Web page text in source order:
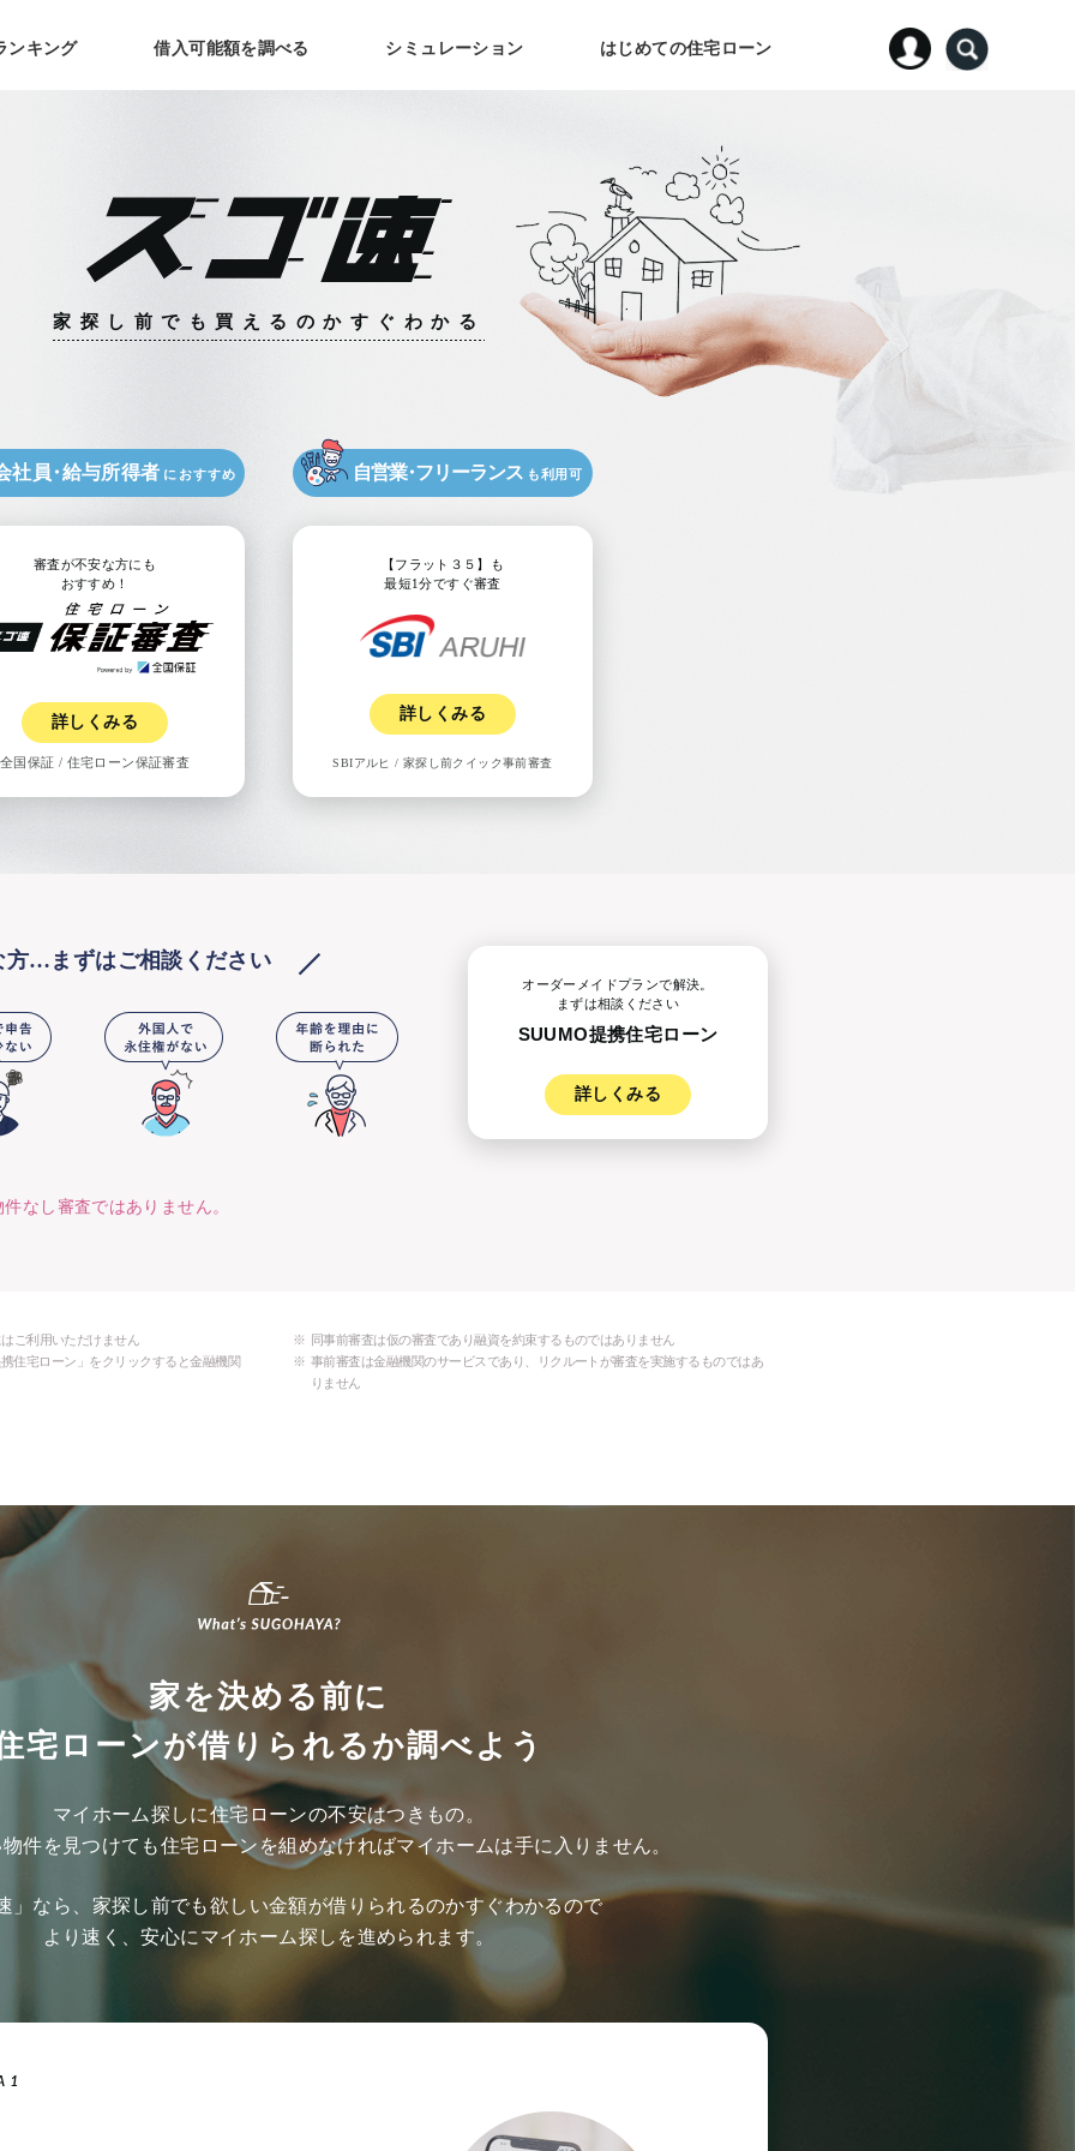
ンキング 借入可能額を調べる シミュレーション はじめての住宅ローン
家探し前でも 買えるのかすぐわかる
社員・給与所得者 におすすめ
審査が不安な方にも
おすすめ！
詳しくみる
全国保証 / 住宅ローン保証審査
自営業・フリーランス も利用可
【フラット３５】も
最短1分ですぐ審査
詳しくみる
SBIアルヒ / 家探し前クイック事前審査
方… まずはご相談ください
オーダーメイドプランで解決。
まずは相談ください
SUUMO提携住宅ローン
詳しくみる
なし審査ではありません。
ご利用いただけません
同事前審査は仮の審査であり融資を約束するものではありません
住宅ローン」をクリックすると金融機関
事前審査は金融機関のサービスであり、リクルートが審査を実施するものではあ
りません
家を決める前に
宅ローンが借りられるか調べよう
マイホーム探しに住宅ローンの不安はつきもの。
件を見つけても住宅ローンを組めなければマイホームは手に入りません。
」なら、家探し前でも欲しい金額が借りられるのかすぐわかるので
より速く、安心に マイホーム探しを進められます。